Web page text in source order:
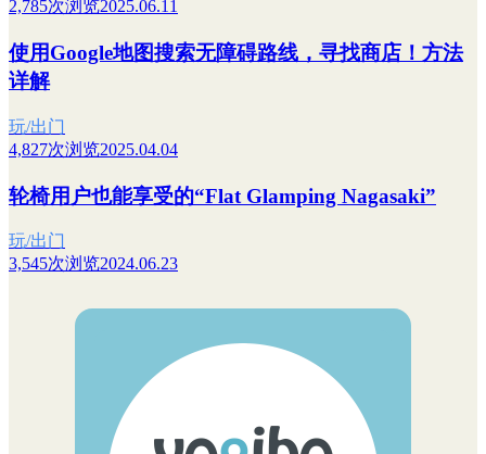
2,785次浏览2025.06.11
使用Google地图搜索无障碍路线，寻找商店！方法
详解
玩/出门
4,827次浏览2025.04.04
轮椅用户也能享受的“Flat Glamping Nagasaki”
玩/出门
3,545次浏览2024.06.23